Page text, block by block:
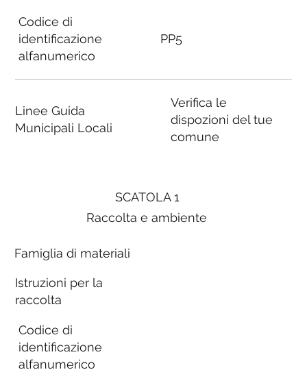
SCATOLA 1
Raccolta e ambiente
Famiglia di materiali
Istruzioni per la
raccolta
Codice di
identificazione
alfanumerico
Codice di
identificazione
alfanumerico
Linee Guida
Municipali Locali
PP5
Verifica le
dispozioni del tue
comune